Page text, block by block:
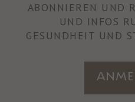
ABONNIEREN UND
ND INFOS
GESUNDHEIT UND